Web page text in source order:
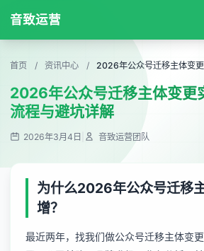
音致运营
首页 / 资讯中心 /
2026年公众号迁移主体变更
流程与避坑详解
2026年3月4日 音致运营团队
为什么2026年公众号迁移
增？
最近两年，找我们做公众号迁移主体变